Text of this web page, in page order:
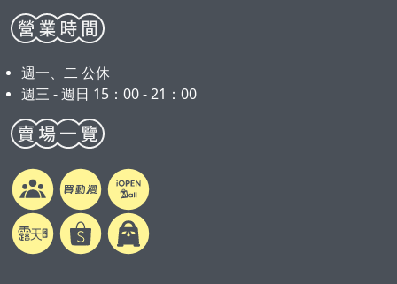
週一、二 公休
週三 - 週日 15：00 - 21：00